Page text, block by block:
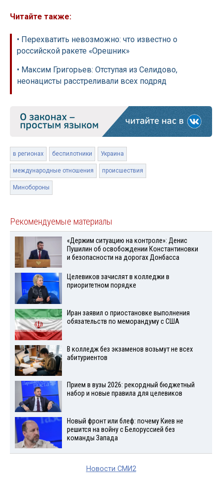
Читайте также:
• Перехватить невозможно: что известно о
российской ракете «Орешник»
• Максим Григорьев: Отступая из Селидово,
неонацисты расстреливали всех подряд
в регионах беспилотники Украина
международные отношения происшествия
Минобороны
Рекомендуемые материалы
«Держим ситуацию на контроле»: Денис
Пушилин об освобождении Константиновки
и безопасности на дорогах Донбасса
Целевиков зачислят в колледжи в
приоритетном порядке
Иран заявил о приостановке выполнения
обязательств по меморандуму с США
В колледж без экзаменов возьмут не всех
абитуриентов
Прием в вузы 2026: рекордный бюджетный
набор и новые правила для целевиков
Новый фронт или блеф: почему Киев не
решится на войну с Белоруссией без
команды Запада
Новости СМИ2